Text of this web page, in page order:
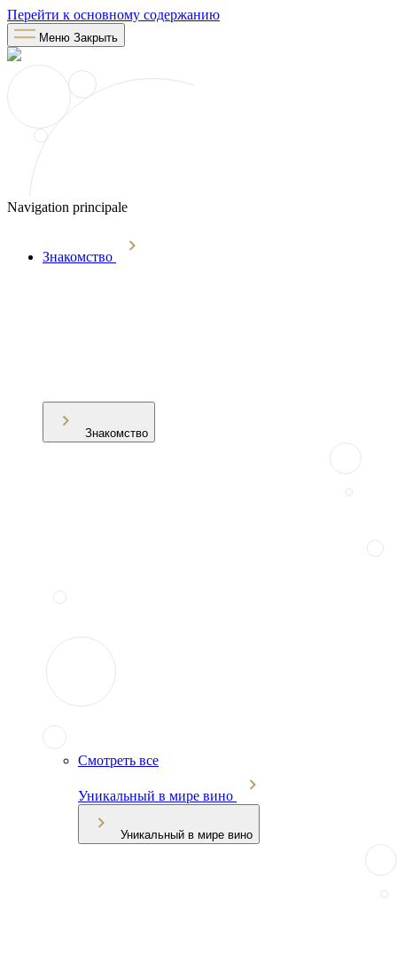
Перейти к основному содержанию
Меню Закрыть
Navigation principale
Знакомство
Знакомство
Смотреть все
Уникальный в мире вино
Уникальный в мире вино